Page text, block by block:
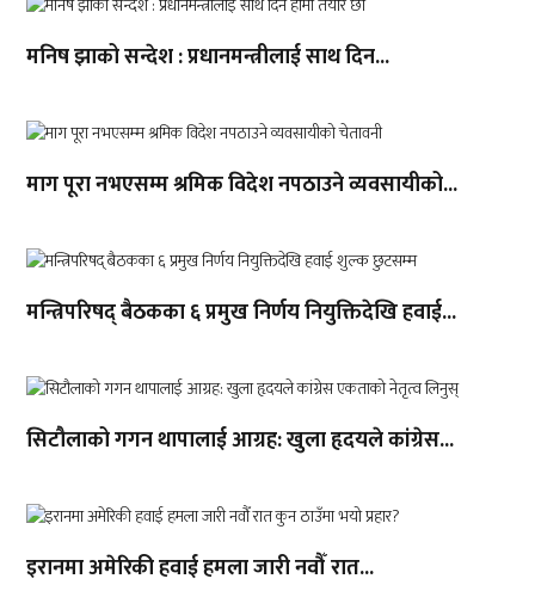
मनिष झाको सन्देश : प्रधानमन्त्रीलाई साथ दिन...
माग पूरा नभएसम्म श्रमिक विदेश नपठाउने व्यवसायीको...
मन्त्रिपरिषद् बैठकका ६ प्रमुख निर्णय नियुक्तिदेखि हवाई...
सिटौलाको गगन थापालाई आग्रह: खुला हृदयले कांग्रेस...
इरानमा अमेरिकी हवाई हमला जारी नवौँ रात...